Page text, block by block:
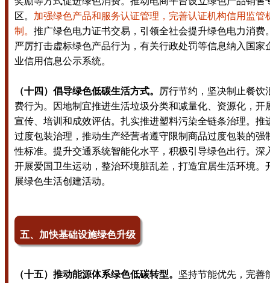
区。 加强绿色产品和服务认证管理，完善认证机构信用监管
制。 推广绿色电力证书交易，引领全社会提升绿色电力消费
严厉打击虚标绿色产品行为，有关行政处罚等信息纳入国家
业信用信息公示系统。
（十四）倡导绿色低碳生活方式。
厉行节约，坚决制止餐饮
费行为。因地制宜推进生活垃圾分类和减量化、资源化，开
宣传、培训和成效评估。扎实推进塑料污染全链条治理。推
过度包装治理，推动生产经营者遵守限制商品过度包装的强
性标准。提升交通系统智能化水平，积极引导绿色出行。深
开展爱国卫生运动，整治环境脏乱差，打造宜居生活环境。
展绿色生活创建活动。
五、加快基础设施绿色升级
（十五）推动能源体系绿色低碳转型。 坚持节能优先，完善